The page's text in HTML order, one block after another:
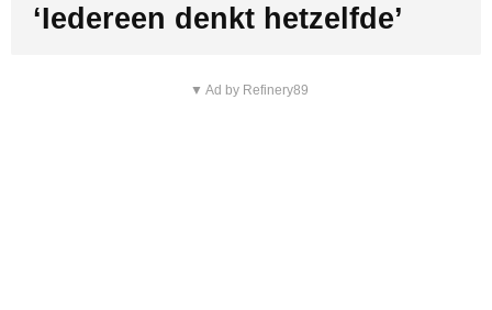
‘Iedereen denkt hetzelfde’
▼ Ad by Refinery89